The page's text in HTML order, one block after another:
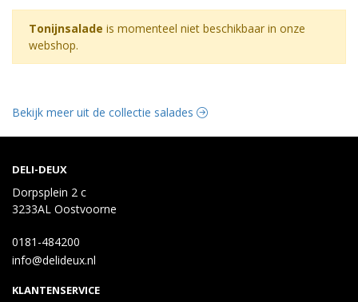
Tonijnsalade is momenteel niet beschikbaar in onze
webshop.
Bekijk meer uit de collectie salades
DELI-DEUX
Dorpsplein 2 c
3233AL Oostvoorne
0181-484200
info@delideux.nl
KLANTENSERVICE